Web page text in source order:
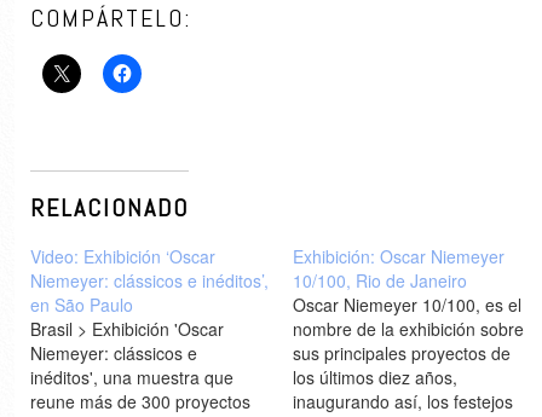
COMPÁRTELO:
RELACIONADO
Video: Exhibición ‘Oscar
Niemeyer: clássicos e inéditos’,
en São Paulo
Brasil > Exhibición 'Oscar
Niemeyer: clássicos e
inéditos', una muestra que
reune más de 300 proyectos
Exhibición: Oscar Niemeyer
10/100, Rio de Janeiro
Oscar Niemeyer 10/100, es el
nombre de la exhibición sobre
sus principales proyectos de
los últimos diez años,
inaugurando así, los festejos